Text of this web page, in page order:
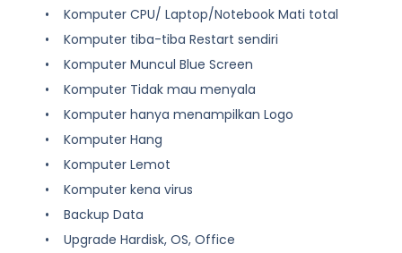
• Komputer CPU/ Laptop/Notebook Mati total
• Komputer tiba-tiba Restart sendiri
• Komputer Muncul Blue Screen
• Komputer Tidak mau menyala
• Komputer hanya menampilkan Logo
• Komputer Hang
• Komputer Lemot
• Komputer kena virus
• Backup Data
• Upgrade Hardisk, OS, Office